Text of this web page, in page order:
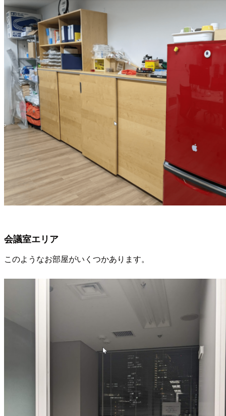
会議室エリア
このようなお部屋がいくつかあります。